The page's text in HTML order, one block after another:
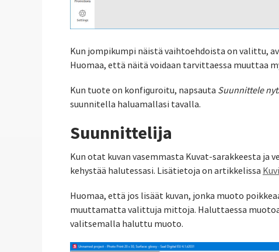
Kun jompikumpi näistä vaihtoehdoista on valittu,
Huomaa, että näitä voidaan tarvittaessa muuttaa
Kun tuote on konfiguroitu, napsauta Suunnittele nyt
suunnitella haluamallasi tavalla.
Suunnittelija
Kun otat kuvan vasemmasta Kuvat-sarakkeesta ja
kehystää halutessasi. Lisätietoja on artikkelissa
Huomaa, että jos lisäät kuvan, jonka muoto
muuttamatta valittuja mittoja. Haluttaessa
valitsemalla haluttu muoto.